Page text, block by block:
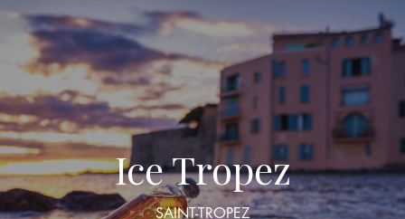
ENVIE D’AILLEURS
Ice Tropez
SAINT-TROPEZ